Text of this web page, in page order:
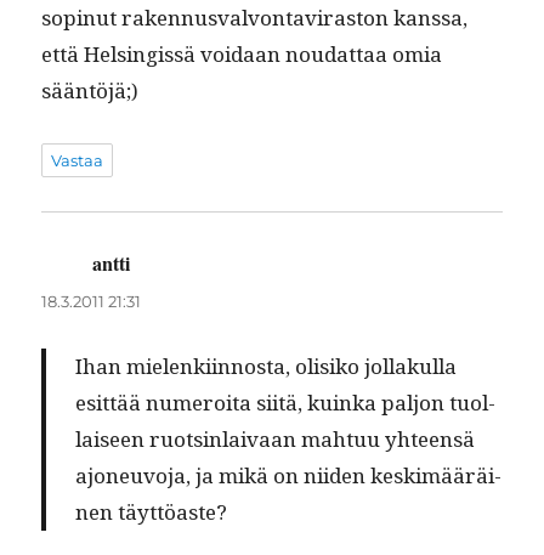
sopin­ut raken­nus­valvon­tavi­ras­ton kanssa,
että Helsingis­sä voidaan nou­dat­taa omia
sääntöjä;)
Vastaa
antti
18.3.2011 21:31
Ihan mie­lenki­in­nos­ta, olisiko jol­lakul­la
esit­tää numeroi­ta siitä, kuin­ka paljon tuol­
laiseen ruotsin­laivaan mah­tuu yhteen­sä
ajoneu­vo­ja, ja mikä on niiden keskimääräi­
nen täyttöaste?